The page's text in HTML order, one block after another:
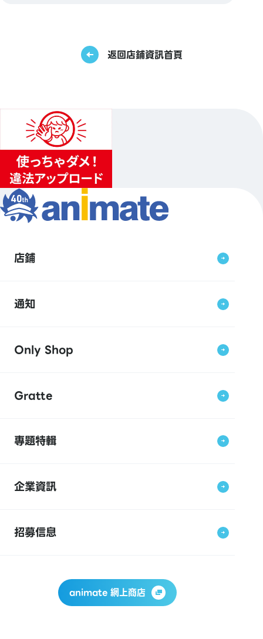
返回店鋪資訊首頁
店鋪
通知
Only Shop
Gratte
專題特輯
企業資訊
招募信息
animate 網上商店